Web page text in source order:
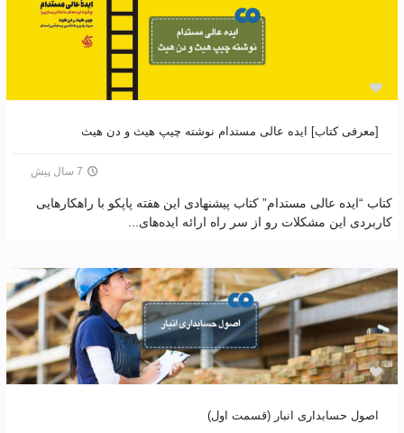
[معرفی کتاب] ایده عالی مستدام نوشته چیپ هیث و دن هیث
7 سال پیش
کتاب “ایده عالی مستدام” کتاب پیشنهادی این هفته پاپکو با راهکار‌هایی
کاربردی این مشکلات رو از سر راه ارائه ایده‌های...
اصول حسابداری انبار (قسمت اول)